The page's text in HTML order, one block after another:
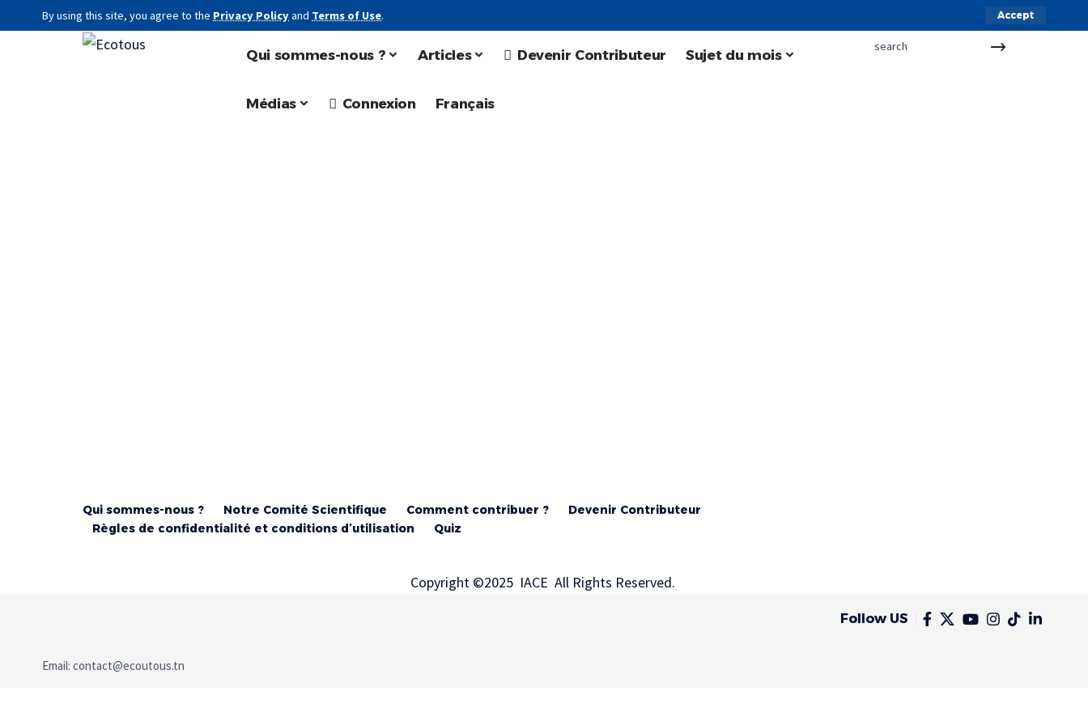
By using this site, you agree to the Privacy Policyand Terms of Use. Accept
Qui sommes-nous ? Articles Devenir Contributeur Sujet du mois
Médias Connexion Français
Qui sommes-nous ? Notre Comité Scientifique Comment contribuer ?
Devenir Contributeur
Règles de confidentialité et conditions d’utilisation
Quiz
Copyright ©2025 IACE All Rights Reserved.
Follow US
Email: contact@ecoutous.tn